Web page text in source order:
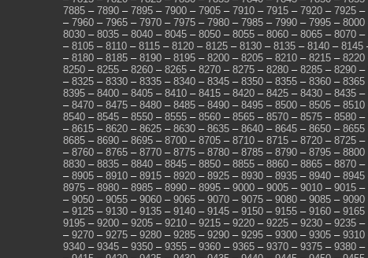
7885 – 7890 – 7895 – 7900 – 7905 – 7910 – 7915 – 7920 – 7925 –
– 7960 – 7965 – 7970 – 7975 – 7980 – 7985 – 7990 – 7995 – 8000
8030 – 8035 – 8040 – 8045 – 8050 – 8055 – 8060 – 8065 – 8070 –
– 8105 – 8110 – 8115 – 8120 – 8125 – 8130 – 8135 – 8140 – 8145
– 8180 – 8185 – 8190 – 8195 – 8200 – 8205 – 8210 – 8215 – 8220
8250 – 8255 – 8260 – 8265 – 8270 – 8275 – 8280 – 8285 – 8290 –
– 8325 – 8330 – 8335 – 8340 – 8345 – 8350 – 8355 – 8360 – 8365
8395 – 8400 – 8405 – 8410 – 8415 – 8420 – 8425 – 8430 – 8435 –
– 8470 – 8475 – 8480 – 8485 – 8490 – 8495 – 8500 – 8505 – 8510
8540 – 8545 – 8550 – 8555 – 8560 – 8565 – 8570 – 8575 – 8580 –
– 8615 – 8620 – 8625 – 8630 – 8635 – 8640 – 8645 – 8650 – 8655
8685 – 8690 – 8695 – 8700 – 8705 – 8710 – 8715 – 8720 – 8725 –
– 8760 – 8765 – 8770 – 8775 – 8780 – 8785 – 8790 – 8795 – 8800
8830 – 8835 – 8840 – 8845 – 8850 – 8855 – 8860 – 8865 – 8870 –
– 8905 – 8910 – 8915 – 8920 – 8925 – 8930 – 8935 – 8940 – 8945
8975 – 8980 – 8985 – 8990 – 8995 – 9000 – 9005 – 9010 – 9015 –
– 9050 – 9055 – 9060 – 9065 – 9070 – 9075 – 9080 – 9085 – 9090
– 9125 – 9130 – 9135 – 9140 – 9145 – 9150 – 9155 – 9160 – 9165
9195 – 9200 – 9205 – 9210 – 9215 – 9220 – 9225 – 9230 – 9235 –
– 9270 – 9275 – 9280 – 9285 – 9290 – 9295 – 9300 – 9305 – 9310
9340 – 9345 – 9350 – 9355 – 9360 – 9365 – 9370 – 9375 – 9380 –